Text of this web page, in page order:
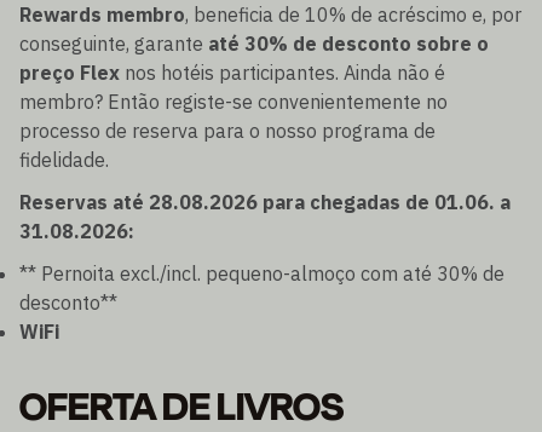
Rewards membro, beneficia de 10% de acréscimo e, por
conseguinte, garante até 30% de desconto sobre o
preço Flex nos hotéis participantes. Ainda não é
membro? Então registe-se convenientemente no
processo de reserva para o nosso programa de
fidelidade.
Reservas até 28.08.2026 para chegadas de 01.06. a
31.08.2026:
** Pernoita excl./incl. pequeno-almoço com até 30% de
desconto**
WiFi
OFERTA DE LIVROS